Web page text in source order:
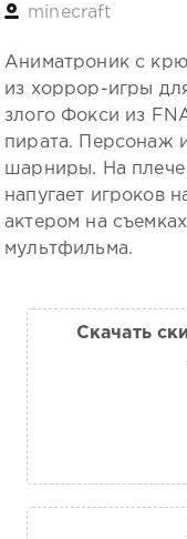
minecraft
Аниматроник с
из хоррор-игры
злого Фокси из
пирата. Персонаж
шарниры. На плече
напугает игроков
актером на
мультфильма.
Скачать